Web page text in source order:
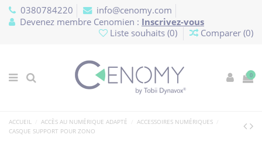
0380784220
info@cenomy.com
Devenez membre Cenomien : Inscrivez-vous
Liste souhaits (0) Comparer (0)
0
ACCUEIL ACCÈS AU NUMÉRIQUE ADAPTÉ
ACCESSOIRES NUMÉRIQUES
CASQUE SUPPORT POUR ZONO
Panneau de gestion des cookies